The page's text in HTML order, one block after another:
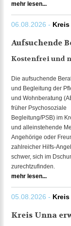
mehr lesen...
06.08.2026 -
Aufsuchende
Kostenfrei und
Die aufsuchende
und Begleitung der
und Wohnberatung
früher Psychosoziale
Begleitung/PSB) im
und alleinstehende
Angehörige oder
zahlreicher Hilfs-
schwer, sich im
zurechtzufinden.
mehr lesen...
05.08.2026 -
Kreis Unna